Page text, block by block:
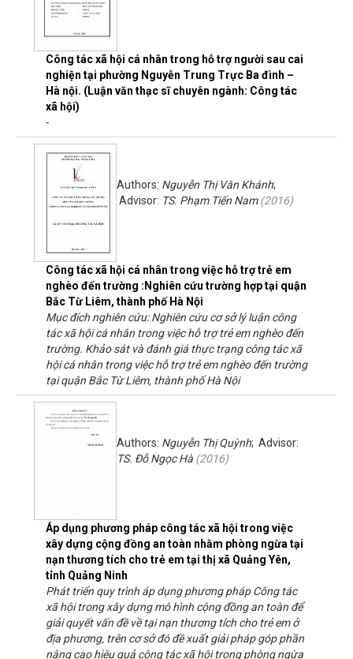
Công tác xã hội cá nhân trong hỗ trợ người sau cai
nghiện tại phường Nguyễn Trung Trực Ba đình –
Hà nội. (Luận văn thạc sĩ chuyên ngành: Công tác
xã hội)
-
Công tác xã hội cá nhân trong việc hỗ trợ trẻ em
nghèo đến trường :Nghiên cứu trường hợp tại quận
Bắc Từ Liêm, thành phố Hà Nội
Authors: Nguyễn Thị Vân Khánh;
Advisor: TS. Phạm Tiến Nam(2016)
Mục đích nghiên cứu: Nghiên cứu cơ sở lý luận công
tác xã hội cá nhân trong việc hỗ trợ trẻ em nghèo đến
trường. Khảo sát và đánh giá thực trạng công tác xã
hội cá nhân trong việc hỗ trợ trẻ em nghèo đến trường
tại quận Bắc Từ Liêm, thành phố Hà Nội
Áp dụng phương pháp công tác xã hội trong việc
xây dựng cộng đồng an toàn nhằm phòng ngừa tại
nạn thương tích cho trẻ em tại thị xã Quảng Yên,
tỉnh Quảng Ninh
Authors: Nguyễn Thị Quỳnh; Advisor:
TS. Đỗ Ngọc Hà (2016)
Phát triển quy trình áp dụng phương pháp Công tác
xã hội trong xây dựng mô hình cộng đồng an toàn để
giải quyết vấn đề về tại nạn thương tích cho trẻ em ở
địa phương, trên cơ sở đó đề xuất giải pháp góp phần
nâng cao hiệu quả công tác xã hội trong phòng ngừa